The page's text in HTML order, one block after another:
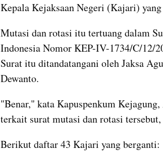
Kepala Kejaksaan Negeri (Kajari)
Mutasi dan rotasi itu tertuang dalam
Indonesia Nomor KEP-IV-1734/C/12/
Surat itu ditandatangani oleh Jaksa
Dewanto.
"Benar," kata Kapuspenkum
terkait surat mutasi dan rotasi
Berikut daftar 43 Kajari yang berganti: